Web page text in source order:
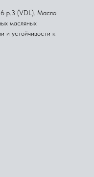
p.3 (VDL). Масло
масляных
и устойчивости к